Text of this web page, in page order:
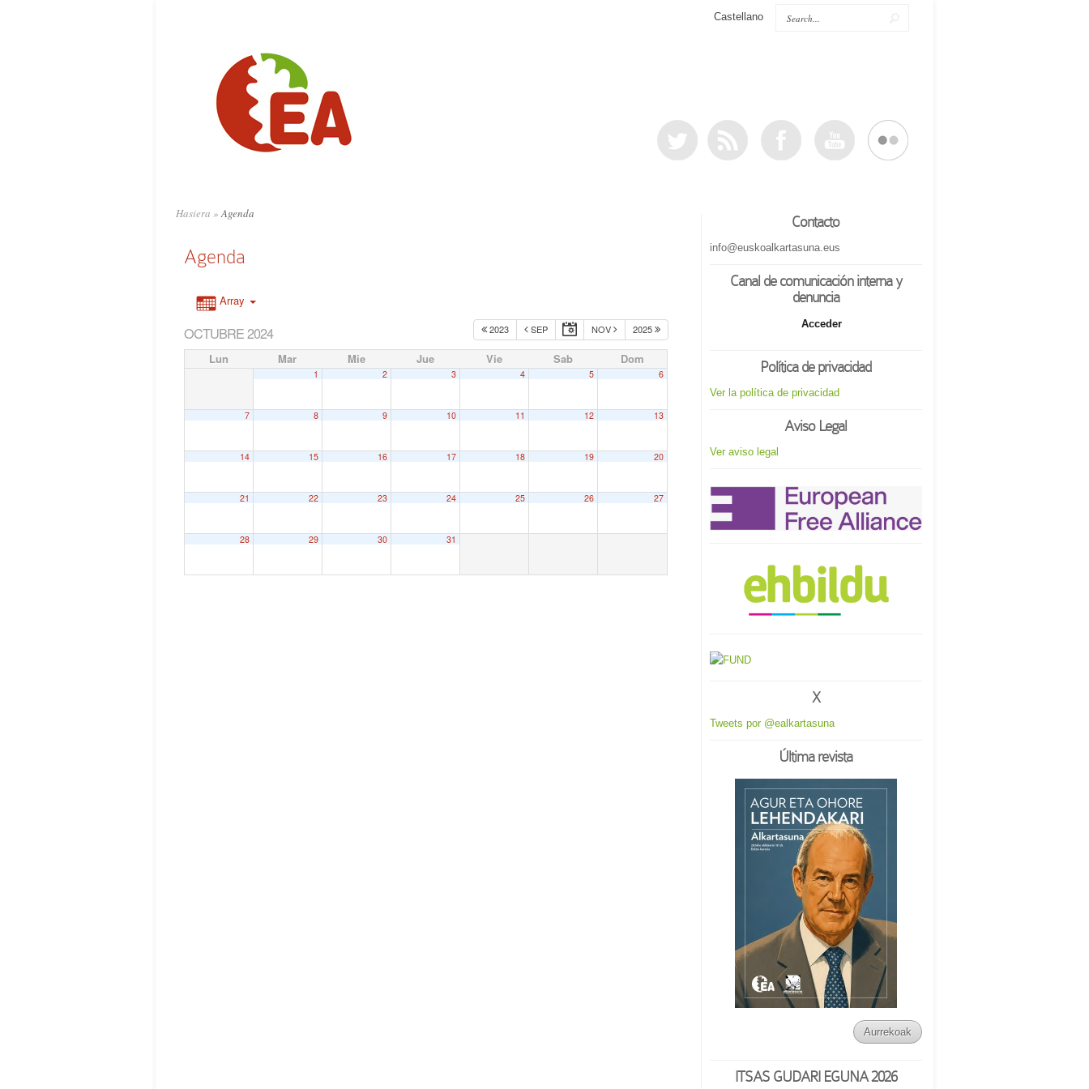
Castellano
Hasiera »Agenda
Agenda
Array
OCTUBRE 2024 2023 SEP NOV 2025
Lun Mar Mie Jue Vie Sab Dom
1 2 3 4 5 6
7 8 9 10 11 12 13
14 15 16 17 18 19 20
21 22 23 24 25 26 27
28 29 30 31
Contacto
info@euskoalkartasuna.eus
Canal de comunicación interna y
denuncia
Acceder
Política de privacidad
Ver la política de privacidad
Aviso Legal
Ver aviso legal
X
Tweets por @ealkartasuna
Última revista
Aurrekoak
ITSAS GUDARI EGUNA 2026